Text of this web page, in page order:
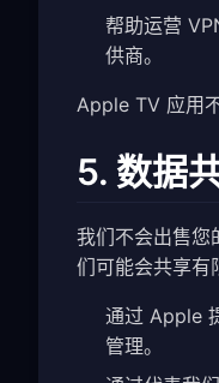
帮助运营
供商。
Apple TV 应用
5. 数据
我们不会出售您
们可能会共享有
通过 Apple
管理。